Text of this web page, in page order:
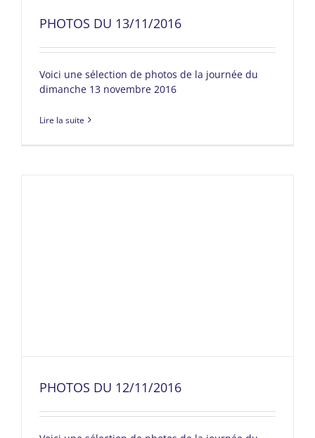
PHOTOS DU 13/11/2016
Voici une sélection de photos de la journée du
dimanche 13 novembre 2016
Lire la suite
PHOTOS DU 12/11/2016